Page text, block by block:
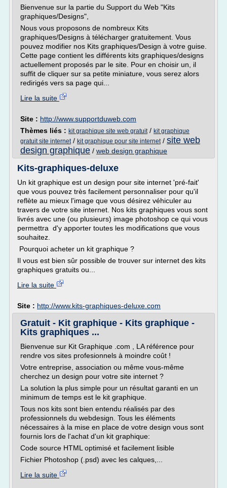
Bienvenue sur la partie du Support du Web "Kits
graphiques/Designs",
Nous vous proposons de nombreux Kits
graphiques/Designs à télécharger gratuitement. Vous
pouvez modifier nos Kits graphiques/Design à votre guise.
Cette page contient les différents kits graphiques/designs
actuellement proposés par le site. Pour en choisir un, il
suffit de cliquer sur sa petite miniature, vous serez alors
redirigés vers sa page qui...
Lire la suite
Site : http://www.supportduweb.com
Thèmes liés : kit graphique site web gratuit/ kit graphique
gratuit site internet/ kit graphique pour site internet/ site web
design graphique / web design graphique
Kits-graphiques-deluxe
Un kit graphique est un design pour site internet 'pré-fait'
que vous pouvez très facilement personnaliser pour qu'il
reflète au mieux l'image que vous désirez véhiculer au
travers de votre site internet. Nos kits graphiques vous sont
livrés avec une (ou plusieurs) image photoshop ce qui vous
permettra d'y apporter toutes les modifications que vous
souhaitez.
Pourquoi acheter un kit graphique ?
Il vous est bien sûr possible de trouver sur internet des kits
graphiques gratuits ou...
Lire la suite
Site : http://www.kits-graphiques-deluxe.com
Gratuit - Kit graphique - Kits graphique -
Kits graphiques ...
Bienvenue sur Kit Graphique .com , LA référence pour
rendre vos sites profesionnels à moindre coût !
Votre entreprise, association ou même vous-même
cherchez un design pour votre site internet ?
La solution la plus simple pour un résultat garanti en un
minimum de temps est le kit graphique.
Tous nos kits sont bien entendu réalisés par des
professionnels du webdesign. Tous les éléments
nécessaires à la mise en place de votre design vous sont
fournis lors de l'achat d'un kit graphique:
Code source HTML optimisé et facilement lisible
Fichier Photoshop (.psd) avec les calques,...
Lire la suite